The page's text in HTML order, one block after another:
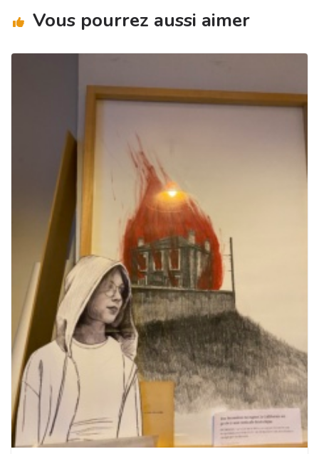
m o
Vous pourrez aussi aimer